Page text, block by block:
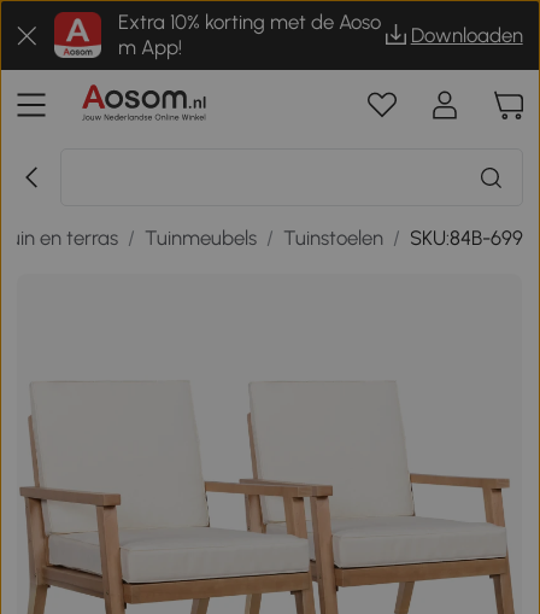
Extra 10% korting met de Aoso
m App!
Downloaden
en terras / Tuinmeubels / Tuinstoelen / SKU:84B-699